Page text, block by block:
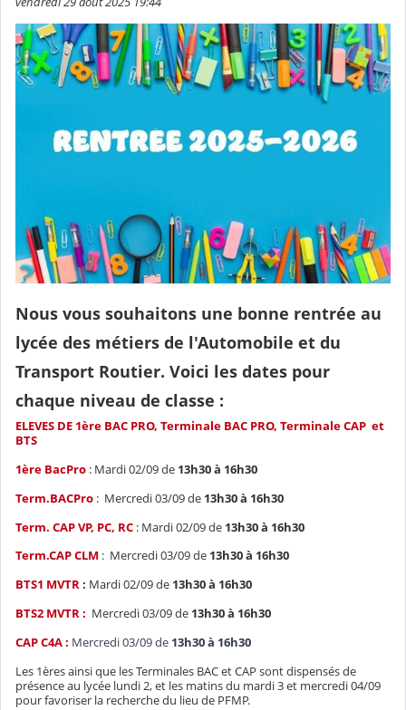
Nous vous souhaitons une bonne rentrée au
lycée des métiers de l'Automobile et du
Transport Routier. Voici les dates pour
chaque niveau de classe :
ELEVES DE 1ère BAC PRO, Terminale BAC PRO, Terminale CAP et
BTS
1ère BacPro : Mardi 02/09 de 13h30 à 16h30
Term.BACPro : Mercredi 03/09 de 13h30 à 16h30
Term. CAP VP, PC, RC : Mardi 02/09 de 13h30 à 16h30
Term.CAP CLM : Mercredi 03/09 de 13h30 à 16h30
BTS1 MVTR: Mardi 02/09 de 13h30 à 16h30
BTS2 MVTR : Mercredi 03/09 de 13h30 à 16h30
CAP C4A : Mercredi 03/09 de 13h30 à 16h30
Les 1ères ainsi que les Terminales BAC et CAP sont dispensés de
présence au lycée lundi 2, et les matins du mardi 3 et mercredi 04/09
pour favoriser la recherche du lieu de PFMP.